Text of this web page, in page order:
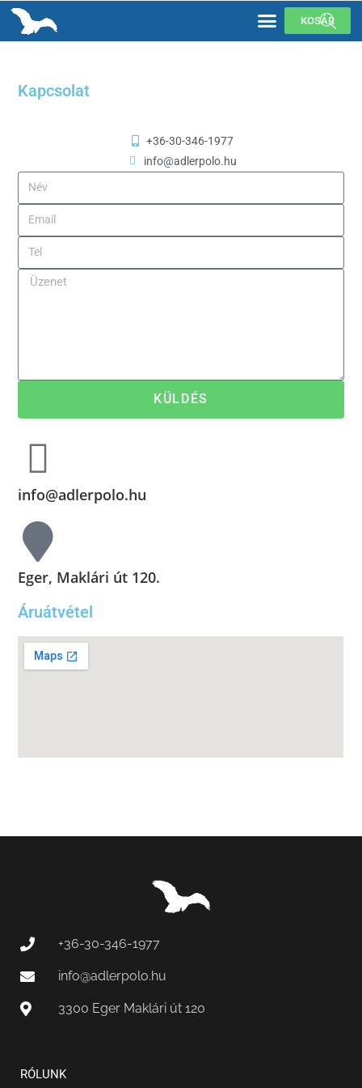
KOSÁR
KÜLDÉS
Kapcsolat
+36-30-346-1977
info@adlerpolo.hu
info@adlerpolo.hu
Eger, Maklári út 120.
Áruátvétel
+36-30-346-1977
info@adlerpolo.hu
3300 Eger Maklári út 120
RÓLUNK